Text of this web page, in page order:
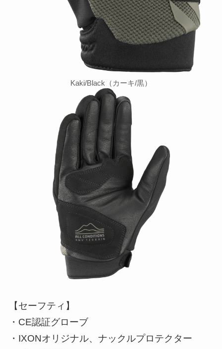
Kaki/Black（カーキ/黒）
【セーフティ】
・CE認証グローブ
・IXONオリジナル、ナックルプロテクター